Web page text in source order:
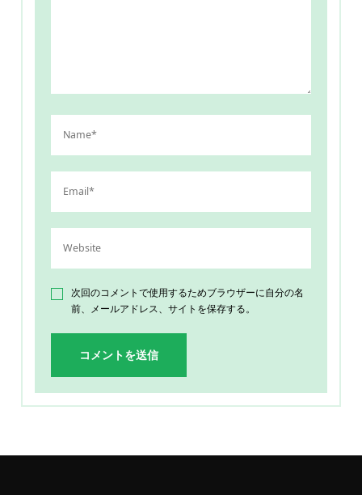
次回のコメントで使用するためブラウザーに自分の名
前、メールアドレス、サイトを保存する。